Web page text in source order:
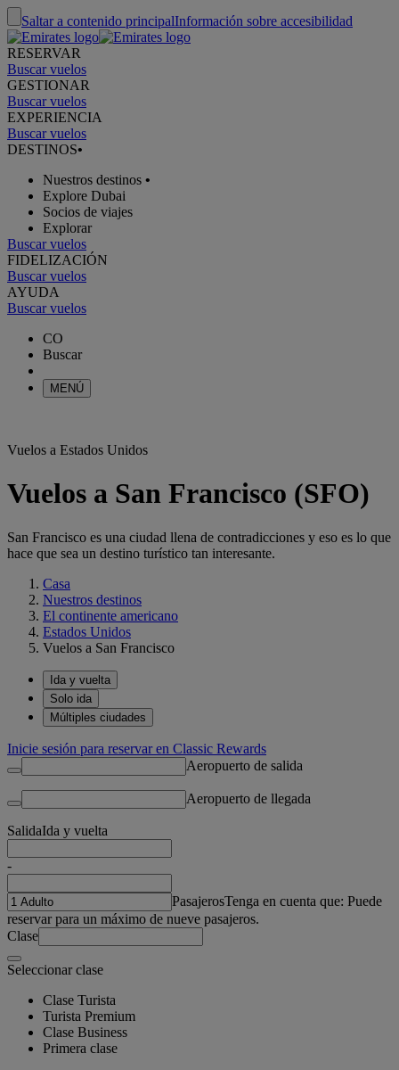
Saltar a contenido principalInformación sobre accesibilidad
RESERVAR
Buscar vuelos
GESTIONAR
Buscar vuelos
EXPERIENCIA
Buscar vuelos
DESTINOS•
Nuestros destinos •
Explore Dubai
Socios de viajes
Explorar
Buscar vuelos
FIDELIZACIÓN
Buscar vuelos
AYUDA
Buscar vuelos
CO
Buscar
MENÚ
Vuelos a Estados Unidos
Vuelos a San Francisco (SFO)
San Francisco es una ciudad llena de contradicciones y eso es lo que
hace que sea un destino turístico tan interesante.
Casa
Nuestros destinos
El continente americano
Estados Unidos
Vuelos a San Francisco
Ida y vuelta
Solo ida
Múltiples ciudades
Inicie sesión para reservar en Classic Rewards
Aeropuerto de salida
Aeropuerto de llegada
SalidaIda y vuelta
-
PasajerosTenga en cuenta que: Puede
reservar para un máximo de nueve pasajeros.
Clase
Seleccionar clase
Clase Turista
Turista Premium
Clase Business
Primera clase